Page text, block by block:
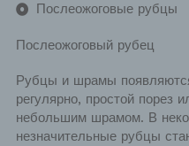
Послеожоговые рубцы
Послеожоговый рубец
Рубцы и шрамы
регулярно, простой порез
небольшим шрамом. В
незначительные рубцы